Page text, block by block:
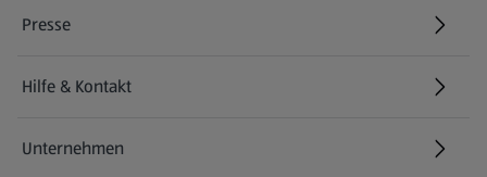
Presse
Hilfe & Kontakt
(öffnet in einem neuen Tab)
Unternehmen